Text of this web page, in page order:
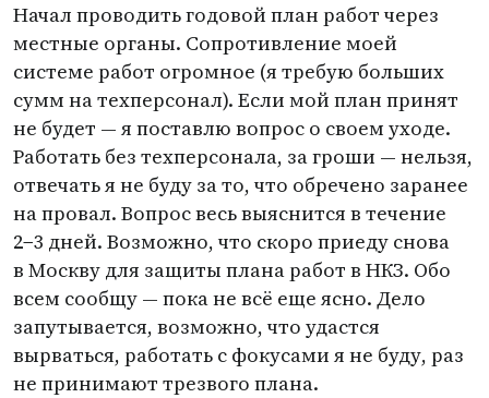
Начал проводить годовой план работ через
местные органы. Сопротивление моей
системе работ огромное (я требую больших
сумм на техперсонал). Если мой план принят
не будет — я поставлю вопрос о своем уходе.
Работать без техперсонала, за гроши — нельзя,
отвечать я не буду за то, что обречено заранее
на провал. Вопрос весь выяснится в течение
2−3 дней. Возможно, что скоро приеду снова
в Москву для защиты плана работ в НКЗ. Обо
всем сообщу — пока не всё еще ясно. Дело
запутывается, возможно, что удастся
вырваться, работать с фокусами я не буду, раз
не принимают трезвого плана.